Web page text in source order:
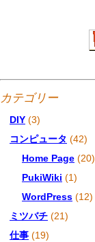
カテゴリー
DIY (3)
コンピュータ (42)
Home Page (20)
PukiWiki (1)
WordPress (12)
ミツバチ (21)
仕事 (19)